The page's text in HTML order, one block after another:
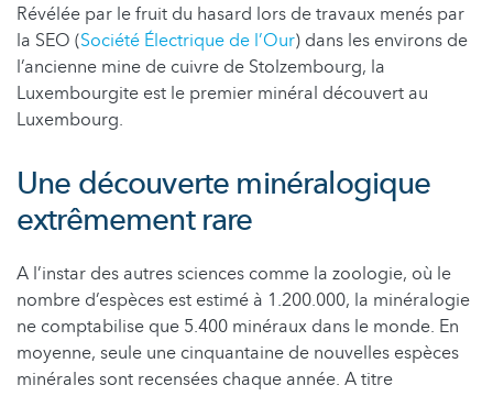
Révélée par le fruit du hasard lors de travaux menés par
la SEO (Société Électrique de l’Our) dans les environs de
l’ancienne mine de cuivre de Stolzembourg, la
Luxembourgite est le premier minéral découvert au
Luxembourg.
Une découverte minéralogique
extrêmement rare
A l’instar des autres sciences comme la zoologie, où le
nombre d’espèces est estimé à 1.200.000, la minéralogie
ne comptabilise que 5.400 minéraux dans le monde. En
moyenne, seule une cinquantaine de nouvelles espèces
minérales sont recensées chaque année. A titre